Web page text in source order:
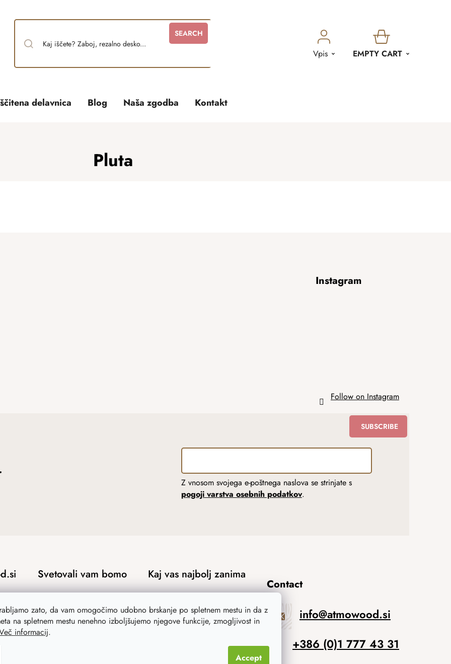
zato, da vam omogočimo udobno brskanje po spletnem mestu in da z
na spletnem mestu nenehno izboljšujemo njegove funkcije, zmogljivost in
informacij.
Accept
SEARCH
Vpis
SHOPPING
EMPTY CART
delavnica Blog Naša zgodba Kontakt
Pluta
Instagram
Follow on Instagram
Z vnosom svojega e-poštnega naslova se strinjate s
pogoji varstva osebnih podatkov.
SUBSCRIBE
Svetovali vam bomo
Navdih
Kaj vas najbolj zanima
Izvirna darila
Contact
info@atmowood.si
+386 (0)1 777 43 31